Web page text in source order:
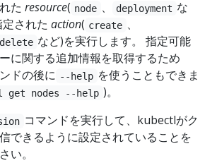
た resource( node 、 deployment な
された action( create 、
delete など)を実行します。 指定可能
に関する追加情報を取得するため
ドの後に --help を使うこともできま
get nodes --help )。
コマンドを実行して、kubectlがク
できるように設定されていることを
い。